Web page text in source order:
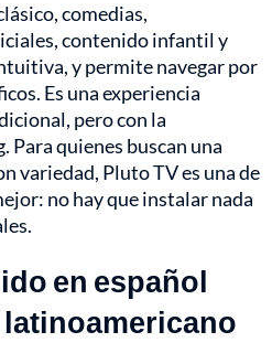
comedias,
contenido infantil y
y permite navegar por
Es una experiencia
pero con la
quienes buscan una
variedad, Pluto TV es una de
no hay que instalar nada
en español